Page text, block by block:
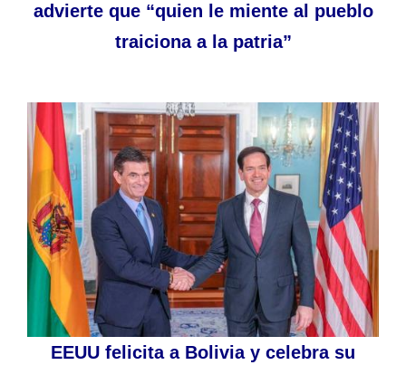
advierte que “quien le miente al pueblo
traiciona a la patria”
EEUU felicita a Bolivia y celebra su